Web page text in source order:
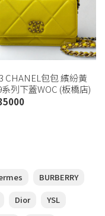
CHANEL包包 繽紛黃
列下蓋WOC (板橋店)
BURBERRY
Dior
YSL